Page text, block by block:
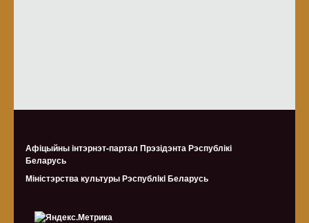
Афіцыйны інтэрнэт-партал Прэзідэнта Рэспублікі
Беларусь
Міністэрства культуры Рэспублiкi Беларусь